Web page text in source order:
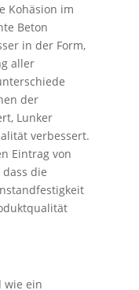
Kohäsion im
Beton
in der Form,
aller
der
Lunker
verbessert.
Eintrag von
die
wie ein